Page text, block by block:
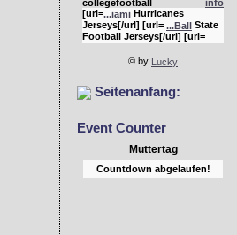
[url= ...iamiHurricanes
Jerseys[/url] [url=
...Ball State
Football Jerseys[/url] [url=
...rgiaBulldogs Jerseys[/url]
© by
Lucky
Seitenanfang:
Event Counter
Muttertag
Countdown abgelaufen!